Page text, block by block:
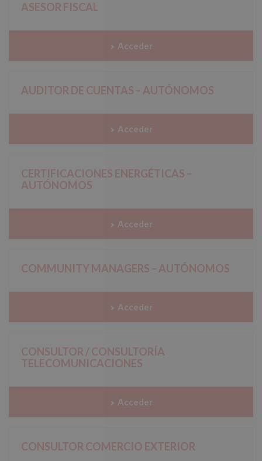
ASESOR FISCAL
Acceder
AUDITOR DE CUENTAS – AUTÓNOMOS
Acceder
CERTIFICACIONES ENERGÉTICAS –
AUTÓNOMOS
Acceder
COMMUNITY MANAGERS – AUTÓNOMOS
Acceder
CONSULTOR / CONSULTORÍA
TELECOMUNICACIONES
Acceder
CONSULTOR COMERCIO EXTERIOR